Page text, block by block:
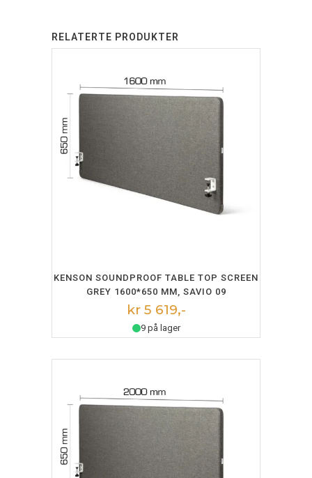
RELATERTE PRODUKTER
LEGG I HANDLEKURV
KENSON SOUNDPROOF TABLE TOP SCREEN
GREY 1600*650 MM, SAVIO 09
kr 5 619,-
9 på lager